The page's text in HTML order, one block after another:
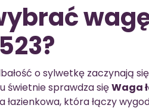
o sylwetkę zaczynają
świetnie sprawdza sięWaga
łazienkowa, która łączy